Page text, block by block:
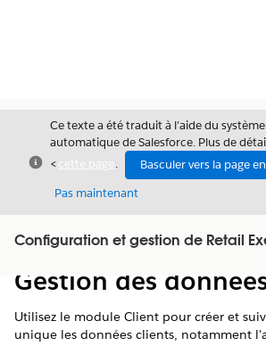
Fermer
Ce texte a été traduit à l’aide du
automatique de Salesforce. Plus de
<cette page .
Basculer vers la page
Pas maintenant
Configuration et gestion de Retail
Afficher la table des matières
Table des
Gestion des
Utilisez le module Client pour créer et
unique les données clients, notamment